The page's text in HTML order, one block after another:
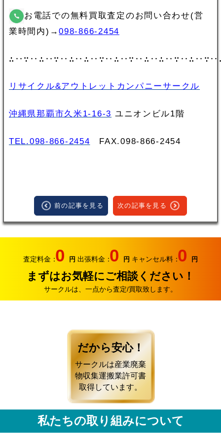
お電話での無料買取査定のお問い合わせ(営
業時間内)→098-866-2454
リサイクル&アウトレットカンパニーサークル
沖縄県那覇市久米1-16-3 ユニオンビル1階
TEL.098-866-2454 FAX.098‐866‐2454
前の記事を見る 次の記事を見る
査定料金：0 円 出張料金：0 円 キャンセル料：0 円
まずはお気軽にご相談ください！
サークルは、一点から査定/買取致します。
だから安心！
サークルは産業廃棄
物収集運搬業許可書
取得しています。
私たちの取り組みについて